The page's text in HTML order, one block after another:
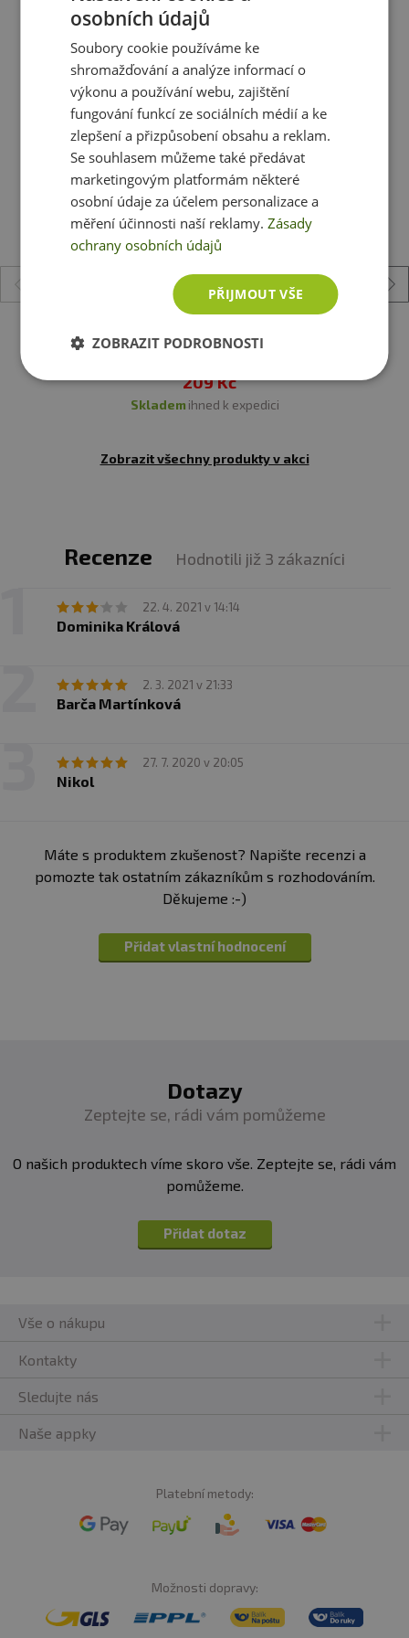
Složení:100% lískové ořechy loupané nepražené.
Ještě jste si nevybrali?
Doporučujeme vám podobné produkty
Lifelike Makadamové ořechy 250 g
209 Kč
skladem ihned k expedici
Zobrazit všechny produkty v akci
Recenze Hodnotili již 3 zákazníci
22. 4. 2021 v 14:14
Dominika Králová
2. 3. 2021 v 21:33
Barča Martínková
27. 7. 2020 v 20:05
Nikol
Máte s produktem zkušenost? Napište recenzi a
pomozte tak ostatním zákazníkům s rozhodováním.
Děkujeme :-)
Přidat vlastní hodnocení
Dotazy
Zeptejte se, rádi vám pomůžeme
O našich produktech víme skoro vše. Zeptejte se, rádi vám
pomůžeme.
Přidat dotaz
Vše o nákupu
Kontakty
Sledujte nás
Naše appky
Platební metody:
Možnosti dopravy:
osobních údajů
Soubory cookie používáme ke
shromažďování a analýze informací o
výkonu a používání webu, zajištění
fungování funkcí ze sociálních médií a ke
zlepšení a přizpůsobení obsahu a reklam.
Se souhlasem můžeme také předávat
marketingovým platformám některé
osobní údaje za účelem personalizace a
měření účinnosti naší reklamy.Zásady
ochrany osobních údajů
PŘIJMOUT VŠE
ZOBRAZIT PODROBNOSTI